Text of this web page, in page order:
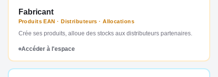
Fabricant
Produits EAN · Distributeurs · Allocations
Crée ses produits, alloue des stocks aux distributeurs partenaires.
Accéder à l'espace